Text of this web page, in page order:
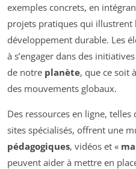
exemples concrets, en
projets pratiques qui illustrent
développement durable. Les
à s’engager dans des
de notre planète, que ce soit
des mouvements globaux.
Des ressources en ligne,
sites spécialisés, offrent une
pédagogiques, vidéos et «
peuvent aider à mettre en